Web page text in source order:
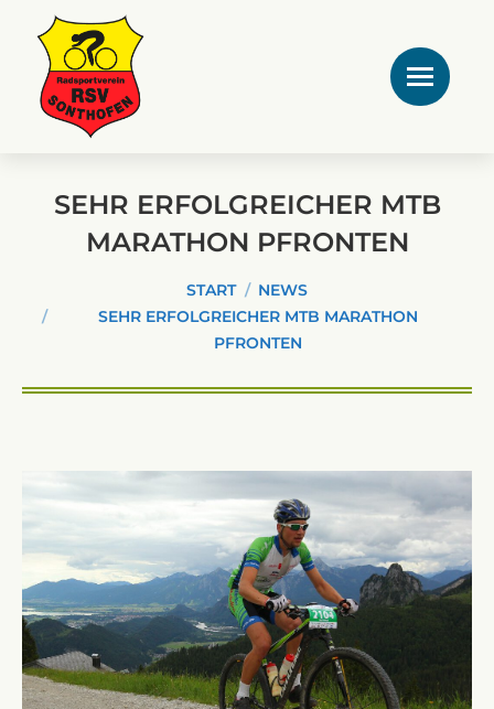
SEHR ERFOLGREICHER MTB
MARATHON PFRONTEN
START
NEWS
SEHR ERFOLGREICHER MTB MARATHON
PFRONTEN